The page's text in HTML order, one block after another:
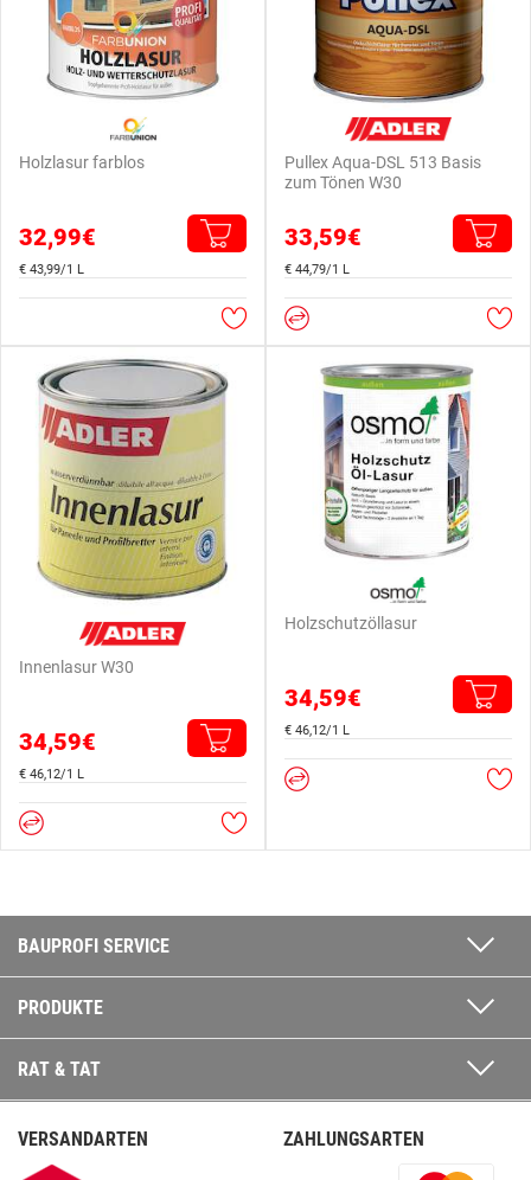
Holzlasur farblos
32,99€
€ 43,99/1 L
Pullex Aqua-DSL 513 Basis
zum Tönen W30
33,59€
€ 44,79/1 L
Innenlasur W30
34,59€
€ 46,12/1 L
Holzschutzöllasur
34,59€
€ 46,12/1 L
BAUPROFI SERVICE
PRODUKTE
RAT & TAT
VERSANDARTEN ZAHLUNGSARTEN